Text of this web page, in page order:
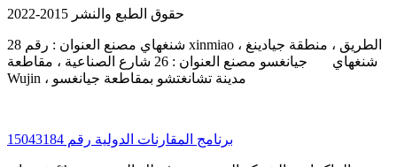
حقوق الطبع والنشر 2015-2022
شنغهاي مصنع العنوان : رقم 28 xinmiao الطريق ، منطقة جيادينغ ،
شنغهاي جيانغسو مصنع العنوان : 26 شارع الصناعية ، مقاطعة
Wujin ، مدينة تشانغتشو بمقاطعة جيانغسو
برنامج المقارنات الدولية رقم 15043184